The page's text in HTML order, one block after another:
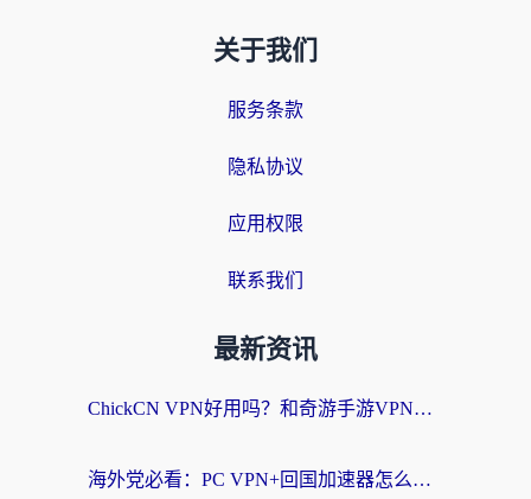
关于我们
服务条款
隐私协议
应用权限
联系我们
最新资讯
ChickCN VPN好用吗？和奇游手游VPN对比哪个回国效果更好？海外党亲测实用指南
海外党必看：PC VPN+回国加速器怎么选？无缝访问国内资源全攻略